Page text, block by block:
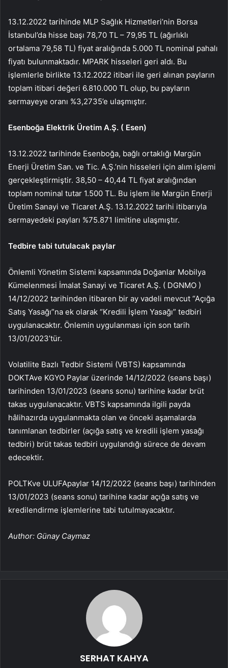
13.12.2022 tarihinde MLP Sağlık Hizmetleri’nin Borsa
İstanbul’da hisse başı 78,70 TL – 79,95 TL (ağırlıklı
ortalama 79,58 TL) fiyat aralığında 5.000 TL nominal pahalı
fiyatı bulunmaktadır. MPARK hisseleri geri aldı. Bu
işlemlerle birlikte 13.12.2022 itibari ile geri alınan payların
toplam itibari değeri 6.810.000 TL olup, bu payların
sermayeye oranı %3,2735’e ulaşmıştır.
Esenboğa Elektrik Üretim A.Ş. ( Esen)
13.12.2022 tarihinde Esenboğa, bağlı ortaklığı Margün
Enerji Üretim San. ve Tic. A.Ş.’nin hisseleri için alım işlemi
gerçekleştirmiştir. 38,50 – 40,44 TL fiyat aralığından
toplam nominal tutar 1.500 TL. Bu işlem ile Margün Enerji
Üretim Sanayi ve Ticaret A.Ş. 13.12.2022 tarihi itibarıyla
sermayedeki payları %75.871 limitine ulaşmıştır.
Tedbire tabi tutulacak paylar
Önlemli Yönetim Sistemi kapsamında Doğanlar Mobilya
Kümelenmesi İmalat Sanayi ve Ticaret A.Ş. ( DGNMO )
14/12/2022 tarihinden itibaren bir ay vadeli mevcut “Açığa
Satış Yasağı”na ek olarak “Kredili İşlem Yasağı” tedbiri
uygulanacaktır. Önlemin uygulanması için son tarih
13/01/2023’tür.
Volatilite Bazlı Tedbir Sistemi (VBTS) kapsamında
DOKTAve KGYO Paylar üzerinde 14/12/2022 (seans başı)
tarihinden 13/01/2023 (seans sonu) tarihine kadar brüt
takas uygulanacaktır. VBTS kapsamında ilgili payda
hâlihazırda uygulanmakta olan ve önceki aşamalarda
tanımlanan tedbirler (açığa satış ve kredili işlem yasağı
tedbiri) brüt takas tedbiri uygulandığı sürece de devam
edecektir.
POLTKve ULUFApaylar 14/12/2022 (seans başı) tarihinden
13/01/2023 (seans sonu) tarihine kadar açığa satış ve
kredilendirme işlemlerine tabi tutulmayacaktır.
Author: Günay Caymaz
SERHAT KAHYA